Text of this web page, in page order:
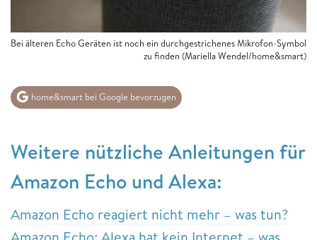
Bei älteren Echo Geräten ist noch ein durchgestrichenes Mikrofon-Symbol
zu finden (Mariella Wendel/home&smart)
home&smart bei Google bevorzugen
Weitere nützliche Anleitungen für
Amazon Echo und Alexa:
Amazon Echo reagiert nicht mehr – was tun?